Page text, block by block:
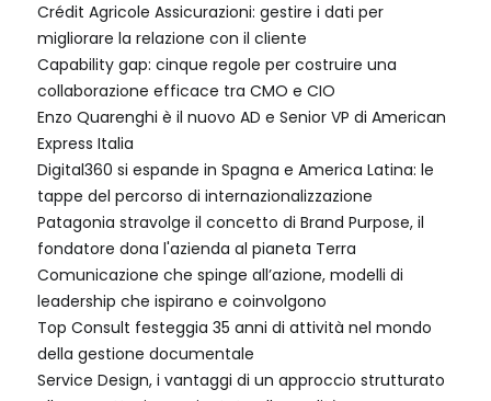
Crédit Agricole Assicurazioni: gestire i dati per
migliorare la relazione con il cliente
Capability gap: cinque regole per costruire una
collaborazione efficace tra CMO e CIO
Enzo Quarenghi è il nuovo AD e Senior VP di American
Express Italia
Digital360 si espande in Spagna e America Latina: le
tappe del percorso di internazionalizzazione
Patagonia stravolge il concetto di Brand Purpose, il
fondatore dona l'azienda al pianeta Terra
Comunicazione che spinge all’azione, modelli di
leadership che ispirano e coinvolgono
Top Consult festeggia 35 anni di attività nel mondo
della gestione documentale
Service Design, i vantaggi di un approccio strutturato